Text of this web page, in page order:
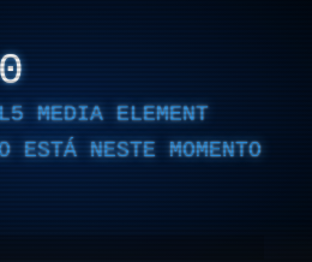
MEDIA ELEMENT
ESTÁ NESTE MOMENTO